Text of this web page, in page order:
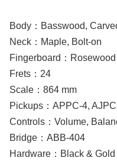
Body：Basswood,
Neck：Maple, Bolt-on
Fingerboard：Rosewood
Frets：24
Scale：864 mm
Pickups：APPC-4,
Controls：Volume,
Bridge：ABB-404
Hardware：Black & Gold